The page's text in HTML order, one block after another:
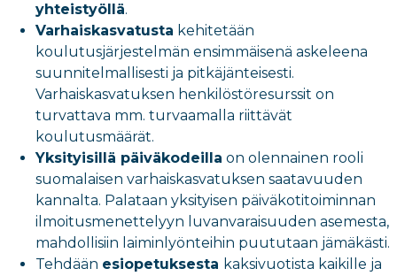
yhteistyöllä.
Varhaiskasvatusta kehitetään
koulutusjärjestelmän ensimmäisenä askeleena
suunnitelmallisesti ja pitkäjänteisesti.
Varhaiskasvatuksen henkilöstöresurssit on
turvattava mm. turvaamalla riittävät
koulutusmäärät.
Yksityisillä päiväkodeilla on olennainen rooli
suomalaisen varhaiskasvatuksen saatavuuden
kannalta. Palataan yksityisen päiväkotitoiminnan
ilmoitusmenettelyyn luvanvaraisuuden asemesta,
mahdollisiin laiminlyönteihin puututaan jämäkästi.
Tehdään esiopetuksesta kaksivuotista kaikille ja